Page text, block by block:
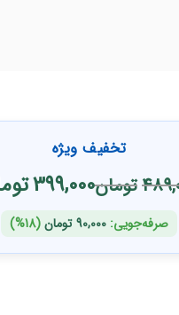
تخفیف ویژه
تومان399,000
صرفه‌جویی: 90,000 تومان(18%)